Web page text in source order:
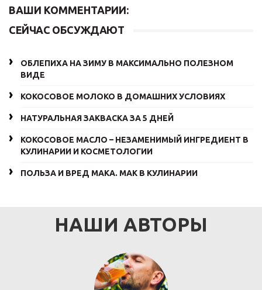
ВАШИ КОММЕНТАРИИ:
СЕЙЧАС ОБСУЖДАЮТ
ОБЛЕПИХА НА ЗИМУ В МАКСИМАЛЬНО ПОЛЕЗНОМ
ВИДЕ
КОКОСОВОЕ МОЛОКО В ДОМАШНИХ УСЛОВИЯХ
НАТУРАЛЬНАЯ ЗАКВАСКА ЗА 5 ДНЕЙ
КОКОСОВОЕ МАСЛО – НЕЗАМЕНИМЫЙ ИНГРЕДИЕНТ В
КУЛИНАРИИ И КОСМЕТОЛОГИИ
ПОЛЬЗА И ВРЕД МАКА. МАК В КУЛИНАРИИ
НАШИ АВТОРЫ